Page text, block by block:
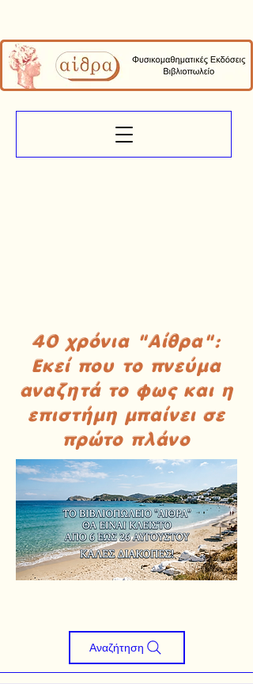
40 χρόνια "Αίθρα":
Εκεί που το πνεύμα
αναζητά το φως και η
επιστήμη μπαίνει σε
πρώτο πλάνο
Αναζήτηση